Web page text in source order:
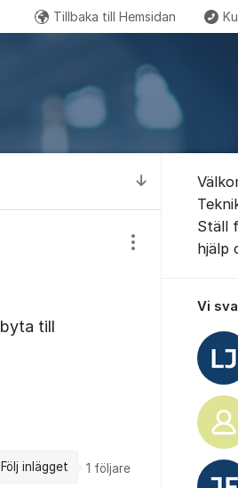
Tillbaka till Hemsidan
Till senaste
Visa/dölj
till
Följ inlägget 1 följare
Ställ
hjälp
Vi